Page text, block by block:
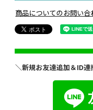
商品についてのお問い合
＼新規お友達追加＆ID